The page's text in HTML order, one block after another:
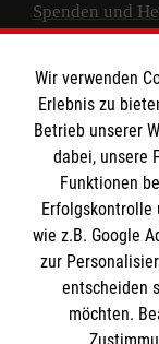
Spenden und
Empfänger:
IBAN: DE10
BIC:
Wir verwenden
Erlebnis zu
Betrieb unserer
dabei, unsere
Funktionen
Erfolgskontrolle
wie z.B. Google
zur
entscheiden
möchten.